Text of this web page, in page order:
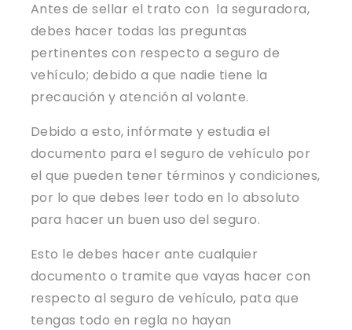
Antes de sellar el trato con la seguradora,
debes hacer todas las preguntas
pertinentes con respecto a seguro de
vehículo; debido a que nadie tiene la
precaución y atención al volante.
Debido a esto, infórmate y estudia el
documento para el seguro de vehículo por
el que pueden tener términos y condiciones,
por lo que debes leer todo en lo absoluto
para hacer un buen uso del seguro.
Esto le debes hacer ante cualquier
documento o tramite que vayas hacer con
respecto al seguro de vehículo, pata que
tengas todo en regla no hayan